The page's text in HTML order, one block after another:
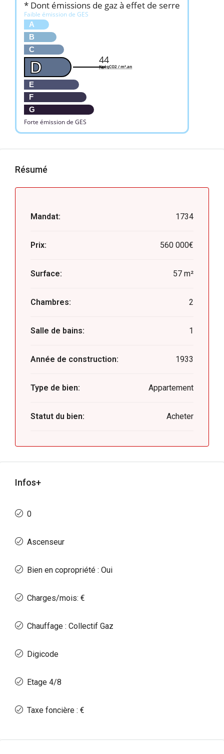
* Dont émissions de gaz à effet de serre
Faible émission de GES
A
B
C
D
E
F
G
Forte émission de GES
44
KgéqCO2 / m².an
Résumé
Mandat: 1734
Prix: 560 000€
Surface: 57 m²
Chambres: 2
Salle de bains: 1
Année de construction: 1933
Type de bien: Appartement
Statut du bien: Acheter
Infos+
0
Ascenseur
Bien en copropriété : Oui
Charges/mois: €
Chauffage : Collectif Gaz
Digicode
Etage 4/8
Taxe foncière : €